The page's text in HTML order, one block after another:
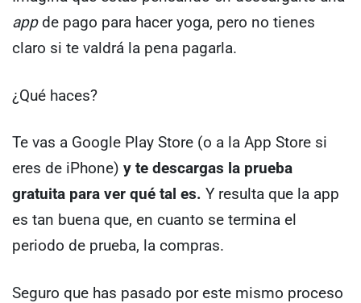
app de pago para hacer yoga, pero no tienes
claro si te valdrá la pena pagarla.
¿Qué haces?
Te vas a Google Play Store (o a la App Store si
eres de iPhone) y te descargas la prueba
gratuita para ver qué tal es. Y resulta que la app
es tan buena que, en cuanto se termina el
periodo de prueba, la compras.
Seguro que has pasado por este mismo proceso